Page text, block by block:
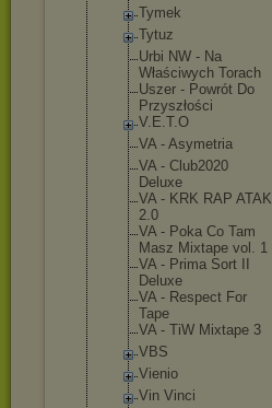
Tymek
Tytuz
Urbi NW - Na
Właściwych Torach
Uszer - Powrót Do
Przyszłości
V.E.T.O
VA - Asymetria
VA - Club2020
Deluxe
VA - KRK RAP ATAK
2.0
VA - Poka Co Tam
Masz Mixtape vol. 1
VA - Prima Sort II
Deluxe
VA - Respect For
Tape
VA - TiW Mixtape 3
VBS
Vienio
Vin Vinci